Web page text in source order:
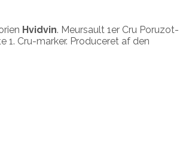
Hvidvin. Meursault 1er Cru Poruzot-
Cru-marker. Produceret af den